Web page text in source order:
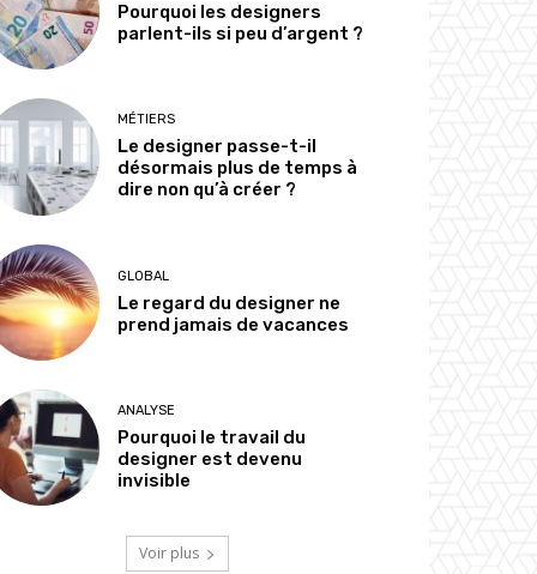
Pourquoi les designers
parlent-ils si peu d’argent ?
MÉTIERS
Le designer passe-t-il
désormais plus de temps à
dire non qu’à créer ?
GLOBAL
Le regard du designer ne
prend jamais de vacances
ANALYSE
Pourquoi le travail du
designer est devenu
invisible
Voir plus